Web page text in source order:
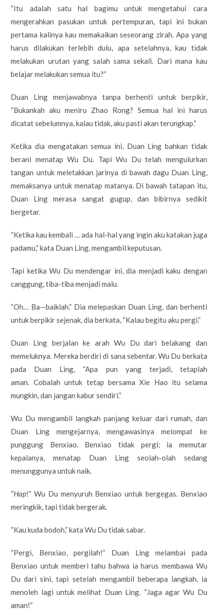
“Itu adalah satu hal bagimu untuk mengetahui cara
mengerahkan pasukan untuk pertempuran, tapi ini bukan
pertama kalinya kau memakaikan seseorang zirah. Apa yang
harus dilakukan terlebih dulu, apa setelahnya, kau tidak
melakukan urutan yang salah sama sekali. Dari mana kau
belajar melakukan semua itu?”
Duan Ling menjawabnya tanpa berhenti untuk berpikir,
“Bukankah aku meniru Zhao Rong? Semua hal ini harus
dicatat sebelumnya, kalau tidak, aku pasti akan terungkap.”
Ketika dia mengatakan semua ini, Duan Ling bahkan tidak
berani menatap Wu Du. Tapi Wu Du telah mengulurkan
tangan untuk meletakkan jarinya di bawah dagu Duan Ling,
memaksanya untuk menatap matanya. Di bawah tatapan itu,
Duan Ling merasa sangat gugup, dan bibirnya sedikit
bergetar.
“Ketika kau kembali … ada hal-hal yang ingin aku katakan juga
padamu,” kata Duan Ling, mengambil keputusan.
Tapi ketika Wu Du mendengar ini, dia menjadi kaku dengan
canggung, tiba-tiba menjadi malu.
“Oh… Ba—baiklah.” Dia melepaskan Duan Ling, dan berhenti
untuk berpikir sejenak, dia berkata, “Kalau begitu aku pergi.”
Duan Ling berjalan ke arah Wu Du dari belakang dan
memeluknya. Mereka berdiri di sana sebentar. Wu Du berkata
pada Duan Ling, “Apa pun yang terjadi, tetaplah
aman. Cobalah untuk tetap bersama Xie Hao itu selama
mungkin, dan jangan kabur sendiri.”
Wu Du mengambil langkah panjang keluar dari rumah, dan
Duan Ling mengejarnya, mengawasinya melompat ke
punggung Benxiao. Benxiao tidak pergi; ia memutar
kepalanya, menatap Duan Ling seolah-olah sedang
menunggunya untuk naik.
“Hap!” Wu Du menyuruh Benxiao untuk bergegas. Benxiao
meringkik, tapi tidak bergerak.
“Kau kuda bodoh,” kata Wu Du tidak sabar.
“Pergi, Benxiao, pergilah!” Duan Ling melambai pada
Benxiao untuk memberi tahu bahwa ia harus membawa Wu
Du dari sini, tapi setelah mengambil beberapa langkah, ia
menoleh lagi untuk melihat Duan Ling. “Jaga agar Wu Du
aman!”